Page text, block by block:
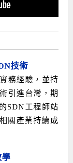
技術
務經驗，並持
引進台灣，期
SDN工程師站
關產業持續成
學